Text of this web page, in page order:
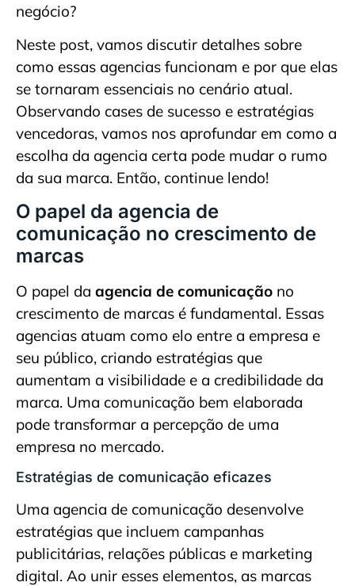
negócio?
Neste post, vamos discutir detalhes sobre
como essas agencias funcionam e por que elas
se tornaram essenciais no cenário atual.
Observando cases de sucesso e estratégias
vencedoras, vamos nos aprofundar em como a
escolha da agencia certa pode mudar o rumo
da sua marca. Então, continue lendo!
O papel da agencia de
comunicação no crescimento de
marcas
O papel da agencia de comunicação no
crescimento de marcas é fundamental. Essas
agencias atuam como elo entre a empresa e
seu público, criando estratégias que
aumentam a visibilidade e a credibilidade da
marca. Uma comunicação bem elaborada
pode transformar a percepção de uma
empresa no mercado.
Estratégias de comunicação eficazes
Uma agencia de comunicação desenvolve
estratégias que incluem campanhas
publicitárias, relações públicas e marketing
digital. Ao unir esses elementos, as marcas